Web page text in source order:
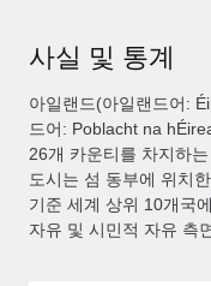
사실 및 통계
아일랜드(아일랜드어:
드어: Poblacht na
26개 카운티를 차지하
도시는 섬 동부에 위치
기준 세계 상위 10개국
자유 및 시민적 자유 측